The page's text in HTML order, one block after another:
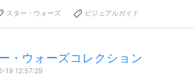
スター・ウォーズ ビジュアルガイド
・ウォーズコレクション
19 12:57:29